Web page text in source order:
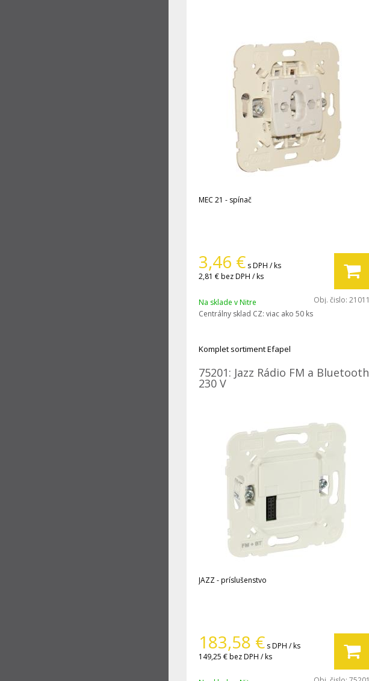
MEC 21 - spínač
3,46 € s DPH / ks
2,81 €bez DPH / ks
Na sklade v Nitre Obj. čislo: 21011
Centrálny sklad CZ: viac ako 50 ks
Komplet sortiment Efapel
75201: Jazz Rádio FM a Bluetooth
230 V
JAZZ - príslušenstvo
183,58 € s DPH / ks
149,25 €bez DPH / ks